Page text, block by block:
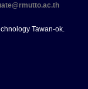
Tawan-ok.